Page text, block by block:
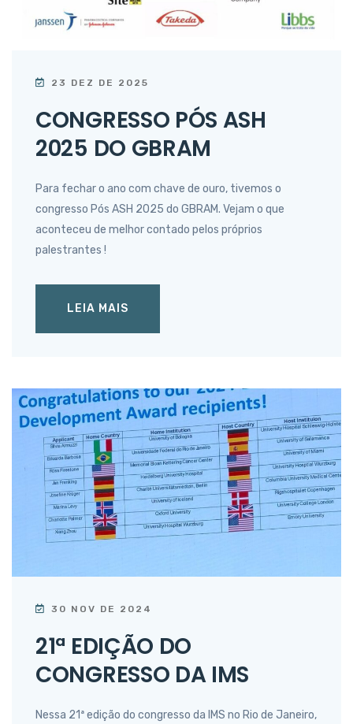
23 DEZ DE 2025
CONGRESSO PÓS ASH
2025 DO GBRAM
Para fechar o ano com chave de ouro, tivemos o
congresso Pós ASH 2025 do GBRAM. Vejam o que
aconteceu de melhor contado pelos próprios
palestrantes !
LEIA MAIS
30 NOV DE 2024
21ª EDIÇÃO DO
CONGRESSO DA IMS
Nessa 21ª edição do congresso da IMS no Rio de Janeiro,